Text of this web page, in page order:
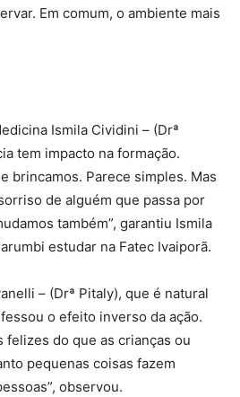
Em comum, o ambiente mais
Ismila Cividini – (Drª
tem impacto na formação.
brincamos. Parece simples. Mas
de alguém que passa por
também”, garantiu Ismila
estudar na Fatec Ivaiporã.
– (Drª Pitaly), que é natural
o efeito inverso da ação.
felizes do que as crianças ou
pequenas coisas fazem
observou.